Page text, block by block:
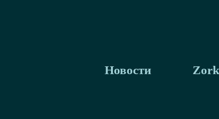
Новости